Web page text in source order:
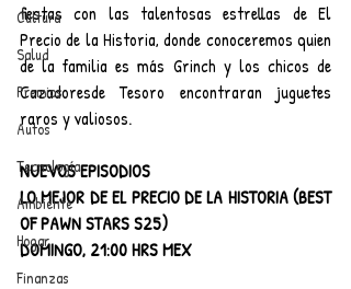
Cultura
Salud
Premios
Autos
Tecnología
Ambiente
Hogar
Finanzas
fiestas con las talentosas estrellas de El
Precio de la Historia, donde conoceremos quien
de la familia es más Grinch y los chicos de
Cazadoresde Tesoro encontraran juguetes
raros y valiosos.
NUEVOS EPISODIOS
LO MEJOR DE EL PRECIO DE LA HISTORIA (BEST
OF PAWN STARS S25)
DOMINGO, 21:00 HRS MEX